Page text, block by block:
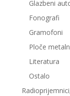
Glazbeni
Fonografi
Gramofoni
Ploče
Literatura
Ostalo